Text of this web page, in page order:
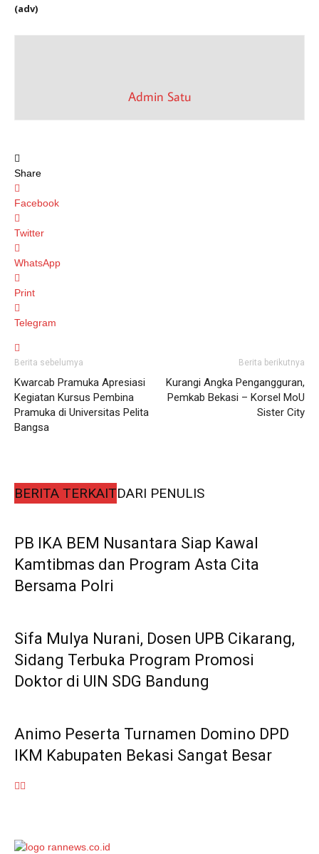
(adv)
Admin Satu
Share
Facebook
Twitter
WhatsApp
Print
Telegram
Berita sebelumya
Kwarcab Pramuka Apresiasi
Kegiatan Kursus Pembina
Pramuka di Universitas Pelita
Bangsa
Berita berikutnya
Kurangi Angka Pengangguran,
Pemkab Bekasi – Korsel MoU
Sister City
BERITA TERKAITDARI PENULIS
PB IKA BEM Nusantara Siap Kawal
Kamtibmas dan Program Asta Cita
Bersama Polri
Sifa Mulya Nurani, Dosen UPB Cikarang,
Sidang Terbuka Program Promosi
Doktor di UIN SDG Bandung
Animo Peserta Turnamen Domino DPD
IKM Kabupaten Bekasi Sangat Besar